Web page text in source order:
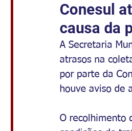
Conesul
causa da
A Secretaria
atrasos na
por parte da
houve aviso de
O recolhimento